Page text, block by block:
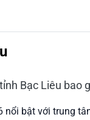
Bạc Liêu bao
nổi bật với trung